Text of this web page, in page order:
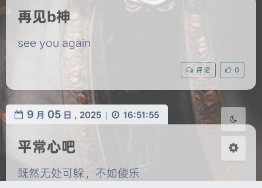
OPPOSans
浅阴影
灰度
再见b神
see you again
评论 0
9 月 05 日 , 2025 | 16:51:55
平常心吧
既然无处可躲，不如傻乐